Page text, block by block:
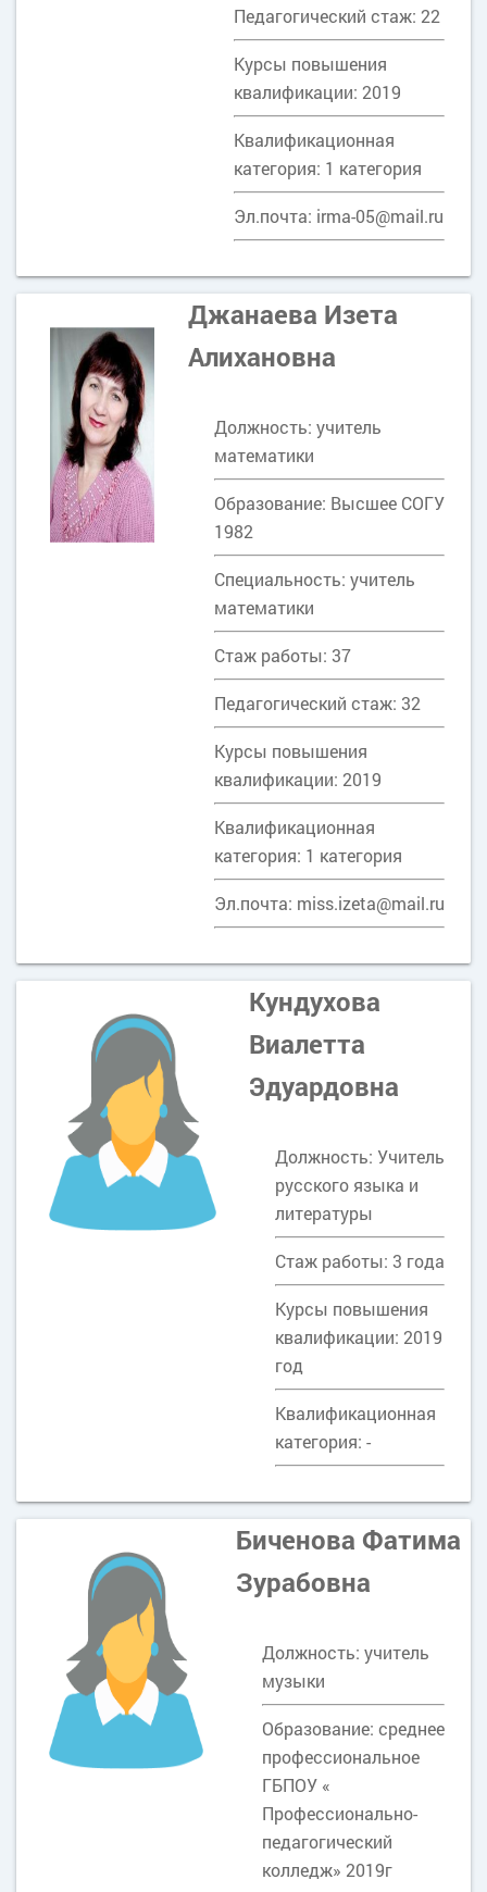
Педагогический стаж: 22
Курсы повышения
квалификации: 2019
Квалификационная
категория: 1 категория
Эл.почта: irma-05@mail.ru
Джанаева Изета
Алихановна
Должность: учитель
математики
Образование: Высшее СОГУ
1982
Специальность: учитель
математики
Стаж работы: 37
Педагогический стаж: 32
Курсы повышения
квалификации: 2019
Квалификационная
категория: 1 категория
Эл.почта: miss.izeta@mail.ru
Кундухова
Виалетта
Эдуардовна
Должность: Учитель
русского языка и
литературы
Стаж работы: 3 года
Курсы повышения
квалификации: 2019
год
Квалификационная
категория: -
Биченова Фатима
Зурабовна
Должность: учитель
музыки
Образование: среднее
профессиональное
ГБПОУ «
Профессионально-
педагогический
колледж» 2019г